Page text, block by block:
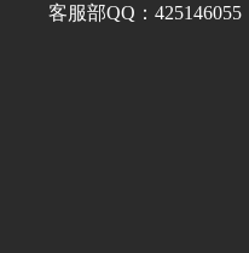
客服部QQ：425146055